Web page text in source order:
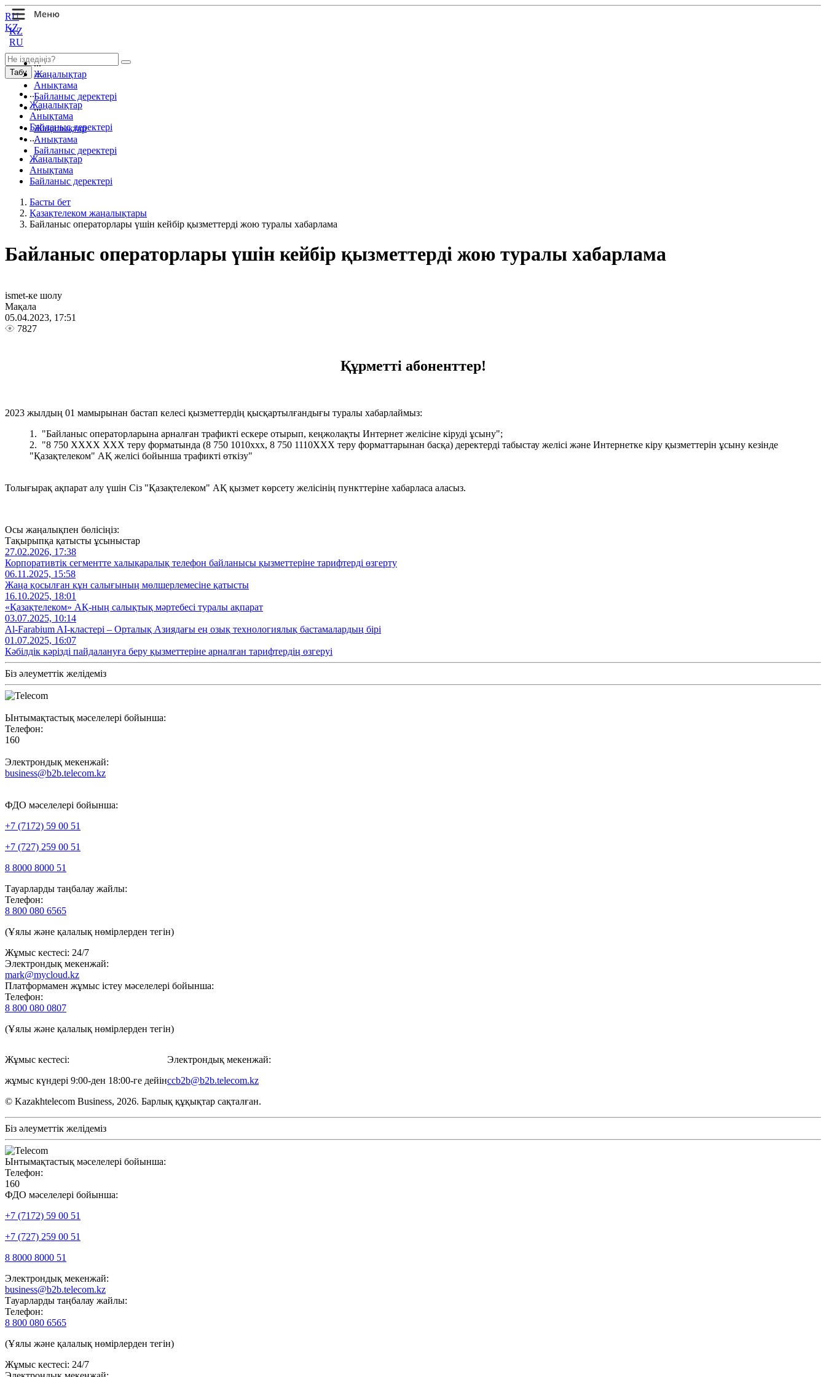
KZ
RU
...
Жаңалықтар
Анықтама
Байланыс деректері
...
Жаңалықтар
Анықтама
Байланыс деректері
RU
KZ
Табу
...
Жаңалықтар
Анықтама
Байланыс деректері
...
Жаңалықтар
Анықтама
Байланыс деректері
Басты бет
Қазақтелеком жаңалықтары
Байланыс операторлары үшін кейбір қызметтерді жою туралы хабарлама
Байланыс операторлары үшін кейбір қызметтерді жою туралы хабарлама
ismet-ке шолу
Мақала
05.04.2023, 17:51
7827
Құрметті абоненттер!
2023 жылдың 01 мамырынан бастап келесі қызметтердің қысқартылғандығы туралы хабарлаймыз:
"Байланыс операторларына арналған трафикті ескере отырып, кеңжолақты Интернет желісіне кіруді ұсыну";
"8 750 ХХХХ ХХХ теру форматында (8 750 1010ххх, 8 750 1110ХХХ теру форматтарынан басқа) деректерді табыстау желісі және Интернетке кіру қызметтерін ұсыну кезінде
"Қазақтелеком" АҚ желісі бойынша трафикті өткізу"
Толығырақ ақпарат алу үшін Сіз "Қазақтелеком" АҚ қызмет көрсету желісінің пункттеріне хабарласа аласыз.
Осы жаңалықпен бөлісіңіз:
Тақырыпқа қатысты ұсыныстар
27.02.2026, 17:38
Корпоративтік сегментте халықаралық телефон байланысы қызметтеріне тарифтерді өзгерту
06.11.2025, 15:58
Жаңа қосылған құн салығының мөлшерлемесіне қатысты
16.10.2025, 18:01
«Қазақтелеком» АҚ-ның салықтық мәртебесі туралы ақпарат
03.07.2025, 10:14
Al‑Farabium AI‑кластері – Орталық Азиядағы ең озық технологиялық бастамалардың бірі
01.07.2025, 16:07
Кәбілдік кәрізді пайдалануға беру қызметтеріне арналған тарифтердің өзгеруі
Біз әлеуметтік желідеміз
Ынтымақтастық мәселелері бойынша:
Телефон:
160
Электрондық мекенжай:
business@b2b.telecom.kz
ФДО мәселелері бойынша:
+7 (7172) 59 00 51
+7 (727) 259 00 51
8 8000 8000 51
Тауарларды таңбалау жайлы:
Телефон:
8 800 080 6565
(Ұялы және қалалық нөмірлерден тегін)
Жұмыс кестесі: 24/7
Электрондық мекенжай:
mark@mycloud.kz
Платформамен жұмыс істеу мәселелері бойынша:
Телефон:
8 800 080 0807
(Ұялы және қалалық нөмірлерден тегін)
Жұмыс кестесі:
жұмыс күндері 9:00-ден 18:00-ге дейін
Электрондық мекенжай:
ccb2b@b2b.telecom.kz
© Kazakhtelecom Business, 2026. Барлық құқықтар сақталған.
Біз әлеуметтік желідеміз
Ынтымақтастық мәселелері бойынша:
Телефон:
160
ФДО мәселелері бойынша:
+7 (7172) 59 00 51
+7 (727) 259 00 51
8 8000 8000 51
Электрондық мекенжай:
business@b2b.telecom.kz
Тауарларды таңбалау жайлы:
Телефон:
8 800 080 6565
(Ұялы және қалалық нөмірлерден тегін)
Жұмыс кестесі: 24/7